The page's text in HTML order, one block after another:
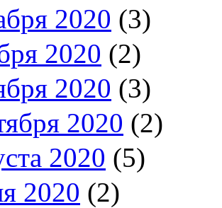
2020 (3)
2020 (2)
2020 (3)
2020 (2)
2020 (5)
2020 (2)